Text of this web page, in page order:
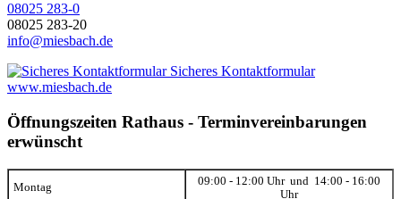
08025 283-0
08025 283-20
info@miesbach.de
Sicheres Kontaktformular
www.miesbach.de
Öffnungszeiten Rathaus - Terminvereinbarungen
erwünscht
Montag
09:00 - 12:00 Uhr und 14:00 - 16:00
Uhr